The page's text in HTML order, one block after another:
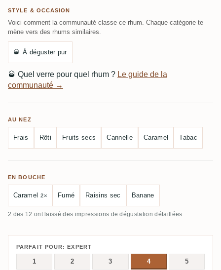
STYLE & OCCASION
Voici comment la communauté classe ce rhum. Chaque catégorie te
mène vers des rhums similaires.
🥃 À déguster pur
🥃 Quel verre pour quel rhum ? Le guide de la
communauté →
AU NEZ
Frais Rôti Fruits secs Cannelle Caramel Tabac
EN BOUCHE
Caramel 2× Fumé Raisins sec Banane
2 des 12 ont laissé des impressions de dégustation détaillées
PARFAIT POUR: EXPERT
1 2 3 4 5